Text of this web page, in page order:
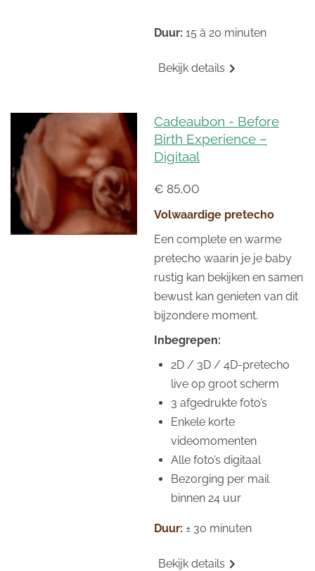
Duur: 15 à 20 minuten
Bekijk details
Cadeaubon - Before
Birth Experience –
Digitaal
€ 85,00
Volwaardige pretecho
Een complete en warme
pretecho waarin je je baby
rustig kan bekijken en samen
bewust kan genieten van dit
bijzondere moment.
Inbegrepen:
2D / 3D / 4D-pretecho
live op groot scherm
3 afgedrukte foto’s
Enkele korte
videomomenten
Alle foto’s digitaal
Bezorging per mail
binnen 24 uur
Duur: ± 30 minuten
Bekijk details